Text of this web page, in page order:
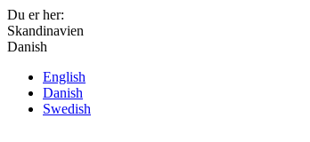
Du er her:
Skandinavien
Danish
English
Danish
Swedish